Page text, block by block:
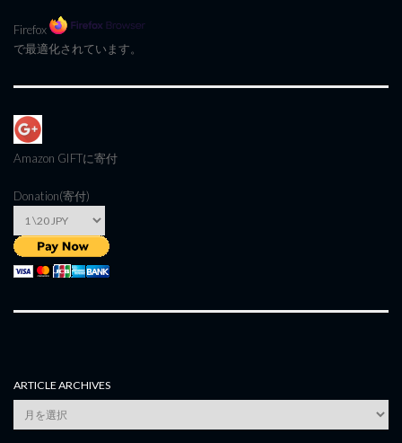
Firefox
で最適化されています。
Amazon GIFTに寄付
Donation(寄付)
ARTICLE ARCHIVES
Article
Archives